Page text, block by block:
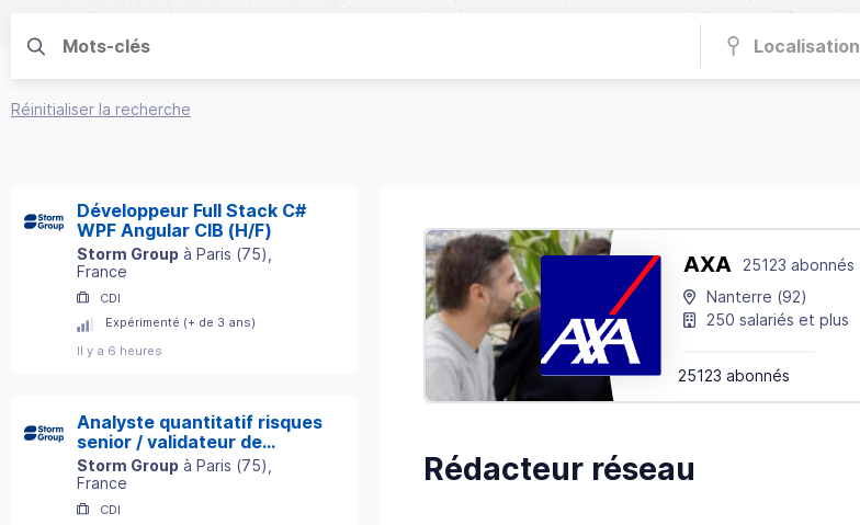
Localisation
Réinitialiser la recherche
Développeur Full Stack C#
WPF Angular CIB (H/F)
Storm Group à Paris (75)
France
CDI
Expérimenté (+ de 3 ans)
Il y a 6 heures
Analyste quantitatif risques
senior / validateur de
modèles (H/F)
Storm Group à Paris (75)
France
CDI
AXA
25123 abonnés
Nanterre (92)
250 salariés et plus
25123 abonnés
Rédacteur réseau